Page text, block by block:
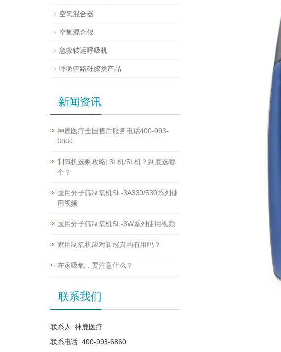
空氧混合器
空氧混合仪
急救转运呼吸机
呼吸管路硅胶类产品
新闻资讯
神鹿医疗全国售后服务电话400-993-
6860
制氧机选购攻略| 3L机/5L机？到底选哪
个？
医用分子筛制氧机SL-3A330/530系列使
用视频
医用分子筛制氧机SL-3W系列使用视频
家用制氧机应对新冠真的有用吗？
在家吸氧，要注意什么？
联系我们
联系人: 神鹿医疗
联系电话: 400-993-6860